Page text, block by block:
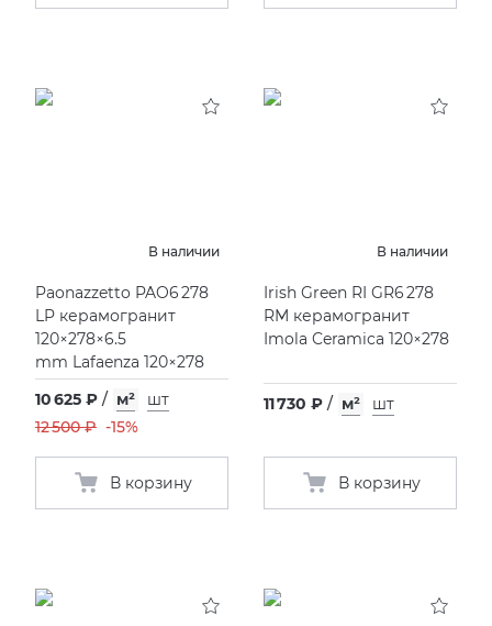
В наличии
Paonazzetto PAO6 278
LP керамогранит
120×278×6.5
mm Lafaenza 120×278
10 625 ₽ / м²
шт
12 500 ₽ -15%
В корзину
В наличии
Irish Green RI GR6 278
RM керамогранит
Imola Ceramica 120×278
11 730 ₽ / м² шт
В корзину